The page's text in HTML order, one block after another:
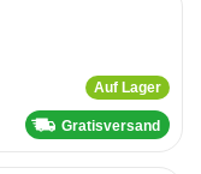
Auf Lager
Gratisversand